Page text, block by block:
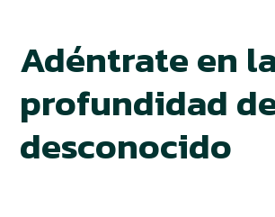
Adéntrate en
profundidad
desconocido